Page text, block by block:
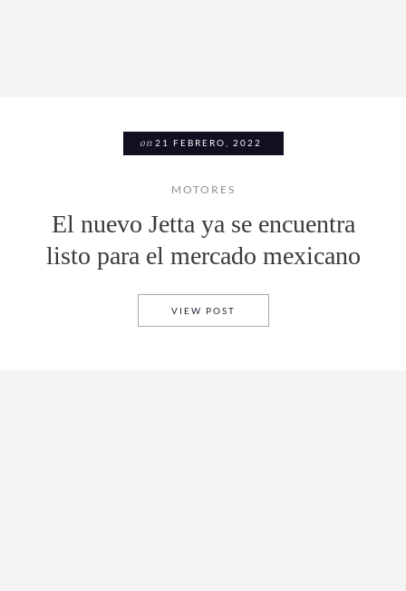
on 21 FEBRERO, 2022
MOTORES
El nuevo Jetta ya se encuentra
listo para el mercado mexicano
VIEW POST